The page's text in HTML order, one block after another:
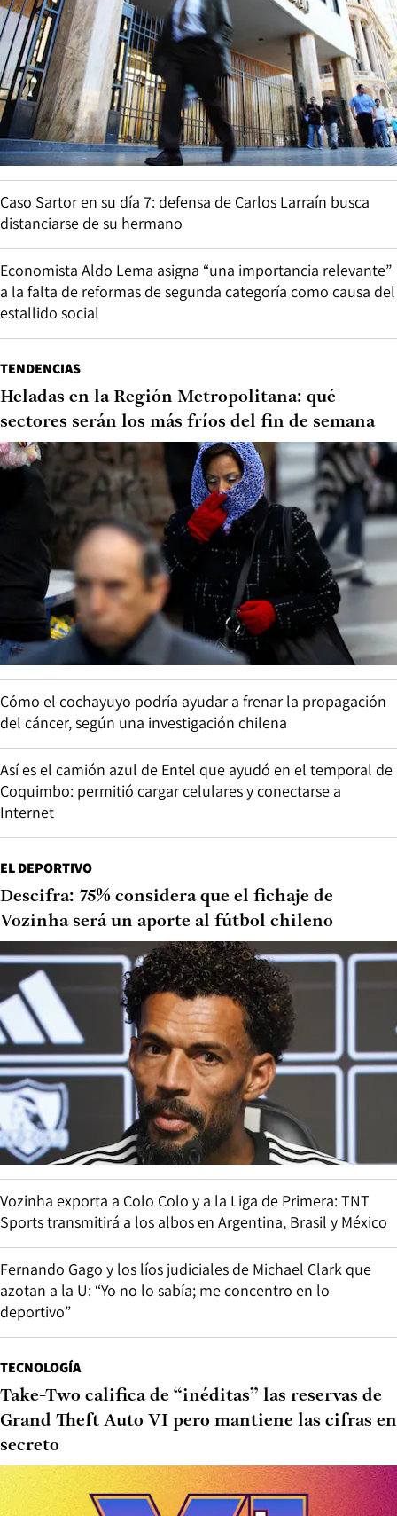
Caso Sartor en su día 7: defensa de Carlos Larraín busca
distanciarse de su hermano
Economista Aldo Lema asigna “una importancia relevante”
a la falta de reformas de segunda categoría como causa del
estallido social
TENDENCIAS
Heladas en la Región Metropolitana: qué
sectores serán los más fríos del fin de semana
Cómo el cochayuyo podría ayudar a frenar la propagación
del cáncer, según una investigación chilena
Así es el camión azul de Entel que ayudó en el temporal de
Coquimbo: permitió cargar celulares y conectarse a
Internet
EL DEPORTIVO
Descifra: 75% considera que el fichaje de
Vozinha será un aporte al fútbol chileno
Vozinha exporta a Colo Colo y a la Liga de Primera: TNT
Sports transmitirá a los albos en Argentina, Brasil y México
Fernando Gago y los líos judiciales de Michael Clark que
azotan a la U: “Yo no lo sabía; me concentro en lo
deportivo”
TECNOLOGÍA
Take-Two califica de “inéditas” las reservas de
Grand Theft Auto VI pero mantiene las cifras en
secreto